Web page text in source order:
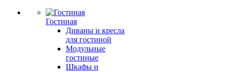
Гостиная
Диваны и кресла
для гостиной
Модульные
гостиные
Шкафы и